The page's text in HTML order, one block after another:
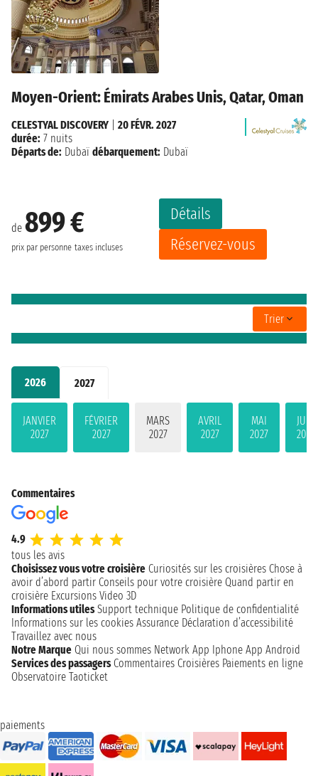
2026 2027
JANVIER
2027
FÉVRIER
2027
MARS
2027
AVRIL
2027
MAI
2027
JUIN
2027
Moyen-Orient: Émirats Arabes Unis, Qatar, Oman
de 899 €
prix par personne taxes incluses
Détails
Réservez-vous
CELESTYAL DISCOVERY
20 FÉVR. 2027
durée: 7 nuits
Départs de: Dubaï débarquement: Dubaï
Trier
Commentaires
4.9
tous les avis
Choisissez vous votre croisière Curiosités sur les croisières Chose à
avoir d’abord partir Conseils pour votre croisière Quand partir en
croisière Excursions Video 3D
Informations utiles Support technique Politique de confidentialité
Informations sur les cookies Assurance Déclaration d’accessibilité
Travaillez avec nous
Notre Marque Qui nous sommes Network App Iphone App Android
Services des passagers Commentaires Croisières Paiements en ligne
Observatoire Taoticket
paiements